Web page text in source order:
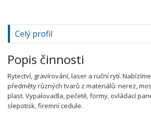
Celý profil
Popis činnosti
Rytectví, gravírování, laser a ruční rytí.
předměty různých tvarů z materiálů: nerez,
plast. Vypalovadla, pečetě, formy, ovládací
slepotisk, firemní cedule.